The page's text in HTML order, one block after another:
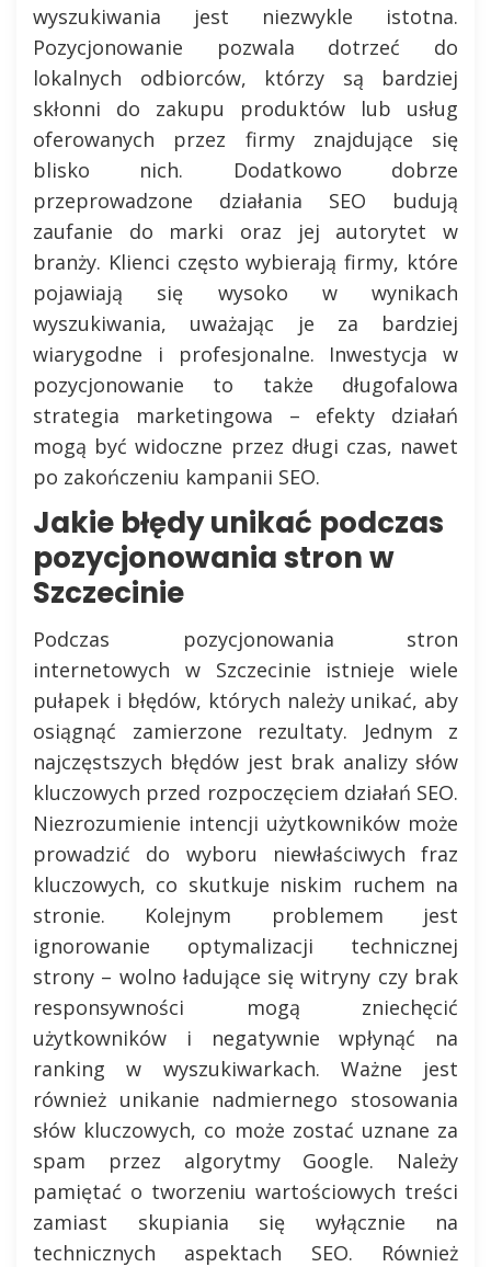
wyszukiwania jest niezwykle istotna.
Pozycjonowanie pozwala dotrzeć do
lokalnych odbiorców, którzy są bardziej
skłonni do zakupu produktów lub usług
oferowanych przez firmy znajdujące się
blisko nich. Dodatkowo dobrze
przeprowadzone działania SEO budują
zaufanie do marki oraz jej autorytet w
branży. Klienci często wybierają firmy, które
pojawiają się wysoko w wynikach
wyszukiwania, uważając je za bardziej
wiarygodne i profesjonalne. Inwestycja w
pozycjonowanie to także długofalowa
strategia marketingowa – efekty działań
mogą być widoczne przez długi czas, nawet
po zakończeniu kampanii SEO.
Jakie błędy unikać podczas
pozycjonowania stron w
Szczecinie
Podczas pozycjonowania stron
internetowych w Szczecinie istnieje wiele
pułapek i błędów, których należy unikać, aby
osiągnąć zamierzone rezultaty. Jednym z
najczęstszych błędów jest brak analizy słów
kluczowych przed rozpoczęciem działań SEO.
Niezrozumienie intencji użytkowników może
prowadzić do wyboru niewłaściwych fraz
kluczowych, co skutkuje niskim ruchem na
stronie. Kolejnym problemem jest
ignorowanie optymalizacji technicznej
strony – wolno ładujące się witryny czy brak
responsywności mogą zniechęcić
użytkowników i negatywnie wpłynąć na
ranking w wyszukiwarkach. Ważne jest
również unikanie nadmiernego stosowania
słów kluczowych, co może zostać uznane za
spam przez algorytmy Google. Należy
pamiętać o tworzeniu wartościowych treści
zamiast skupiania się wyłącznie na
technicznych aspektach SEO. Również